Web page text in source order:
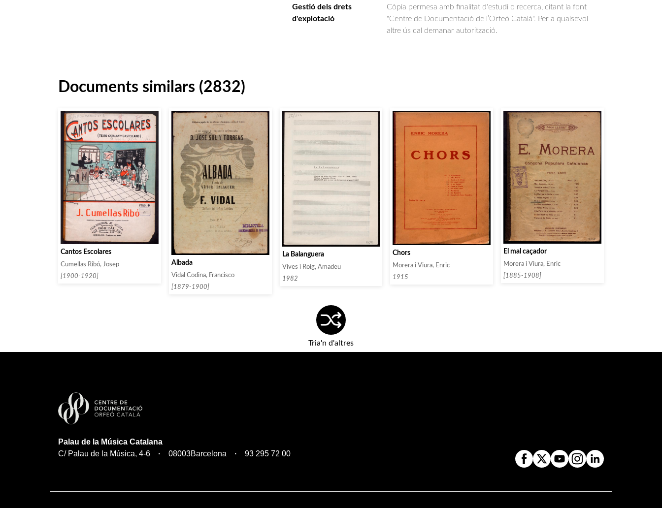
Gestió dels drets
d'explotació
Còpia permesa amb finalitat d'estudi o recerca, citant la font
"Centre de Documentació de l’Orfeó Català". Per a qualsevol
altre ús cal demanar autorització.
Documents similars (2832)
Cantos Escolares
Cumellas Ribó, Josep
[1900-1920]
Albada
Vidal Codina, Francisco
[1879-1900]
La Balanguera
Vives i Roig, Amadeu
1982
Chors
Morera i Viura, Enric
1915
El mal caçador
Morera i Viura, Enric
[1885-1908]
Tria'n d'altres
Palau de la Música Catalana
C/ Palau de la Música, 4-6
08003Barcelona 93 295 72 00